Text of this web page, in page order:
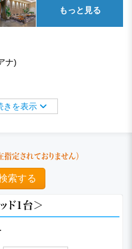
もっと見る
ナ)
きを表示
指定されておりません）
索する
ド1台＞